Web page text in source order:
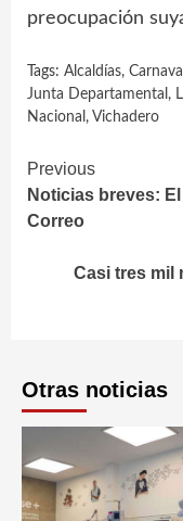
preocupación
Tags: Alcaldías, Carnaval
Junta Departamental ,
Nacional , Vichadero
Continue
Reading
Previous
Noticias breves:
Correo
Casi tres mil
Otras noticias